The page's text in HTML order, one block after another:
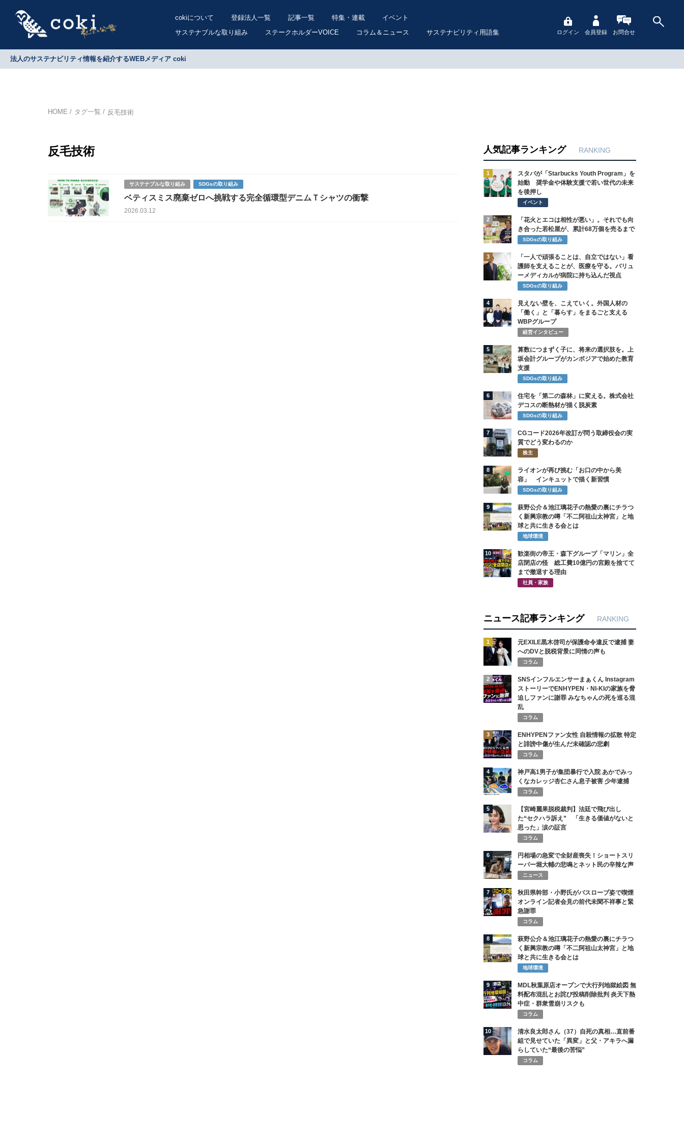
cokiについて 登録法人一覧 記事一覧 特集・連載
イベント
サステナブルな取り組み
ステークホルダーVOICE コラム＆ニュース サステナビリティ用語集 ログイン 会員登録 お問合せ
法人のサステナビリティ情報を紹介するWEBメディア coki
HOME タグ一覧 反毛技術
反毛技術
サステナブルな取り組み SDGsの取り組み
ベティスミス廃棄ゼロへ挑戦する完全循環型デニムＴシャツの衝撃
2026.03.12
人気記事ランキング RANKING
1
スタバが「Starbucks Youth Program」を
始動 奨学金や体験支援で若い世代の未来
を後押し
イベント
2
「花火とエコは相性が悪い」。それでも向
き合った若松屋が、累計68万個を売るまで
SDGsの取り組み
3
「一人で頑張ることは、自立ではない」看
護師を支えることが、医療を守る。バリュ
ーメディカルが病院に持ち込んだ視点
SDGsの取り組み
4
見えない壁を、こえていく。外国人材の
「働く」と「暮らす」をまるごと支える
WBPグループ
経営インタビュー
5
算数につまずく子に、将来の選択肢を。上
坂会計グループがカンボジアで始めた教育
支援
SDGsの取り組み
6
住宅を「第二の森林」に変える。株式会社
デコスの断熱材が描く脱炭素
SDGsの取り組み
7
CGコード2026年改訂が問う取締役会の実
質でどう変わるのか
株主
8
ライオンが再び挑む「お口の中から美
容」 インキュットで描く新習慣
SDGsの取り組み
9
萩野公介＆池江璃花子の熱愛の裏にチラつ
く新興宗教の噂「不二阿祖山太神宮」と地
球と共に生きる会とは
地球環境
10
歓楽街の帝王・森下グループ「マリン」全
店閉店の怪 総工費10億円の宮殿を捨てて
まで撤退する理由
社員・家族
ニュース記事ランキング RANKING
1
元EXILE黒木啓司が保護命令違反で逮捕 妻
へのDVと脱税背景に同情の声も
コラム
2
SNSインフルエンサーまぁくん Instagram
ストーリーでENHYPEN・NI-KIの家族を脅
迫しファンに謝罪 みなちゃんの死を巡る混
乱
コラム
3
ENHYPENファン女性 自殺情報の拡散 特定
と誹謗中傷が生んだ未確認の悲劇
コラム
4
神戸高1男子が集団暴行で入院 あかでみっ
くなカレッジ杏仁さん息子被害 少年逮捕
コラム
5
【宮崎麗果脱税裁判】法廷で飛び出し
た“セクハラ訴え” 「生きる価値がないと
思った」涙の証言
コラム
6
円相場の急変で全財産喪失！ショートスリ
ーパー堀大輔の悲鳴とネット民の辛辣な声
ニュース
7
秋田県幹部・小野氏がバスローブ姿で喫煙
オンライン記者会見の前代未聞不祥事と緊
急謝罪
コラム
8
萩野公介＆池江璃花子の熱愛の裏にチラつ
く新興宗教の噂「不二阿祖山太神宮」と地
球と共に生きる会とは
地球環境
9
MDL秋葉原店オープンで大行列地獄絵図 無
料配布混乱とお詫び投稿削除批判 炎天下熱
中症・群衆雪崩リスクも
コラム
10
清水良太郎さん（37）自死の真相…直前番
組で見せていた「異変」と父・アキラへ漏
らしていた“最後の苦悩”
コラム